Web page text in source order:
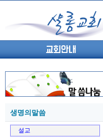
교회안내
생명의말씀
설교